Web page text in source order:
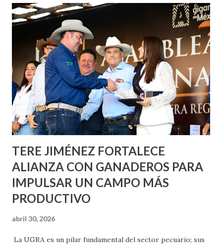
Corazón Urbano y el Municipio capital. Leo Montañez
informó que en este programa se usarán cerca de 90 mil
metros cuadrados de pintura, para dar inicio en la calle
Nieto, entre Jesús F. Elizondo y la calle 22 de Octubre, con
lo que se aplicará pintura en 66 casas. Posteriormente se
llevará este programa a Villas de Nuestra Señora de la
Asunción, Avenida Alameda y Decreto 27 de Septiembre, en
los edificios FOVISSSTE Ojo de Agua, en la comunidad
Norias de Paso Hondo y en los edificios de...
TERE JIMÉNEZ FORTALECE
ALIANZA CON GANADEROS PARA
IMPULSAR UN CAMPO MÁS
PRODUCTIVO
abril 30, 2026
La UGRA es un pilar fundamental del sector pecuario; sus